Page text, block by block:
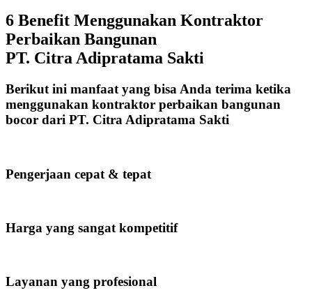
6 Benefit Menggunakan Kontraktor
Perbaikan Bangunan
PT. Citra Adipratama Sakti
Berikut ini manfaat yang bisa Anda terima ketika
menggunakan kontraktor perbaikan bangunan
bocor dari PT. Citra Adipratama Sakti
Pengerjaan cepat & tepat
Harga yang sangat kompetitif
Layanan yang profesional